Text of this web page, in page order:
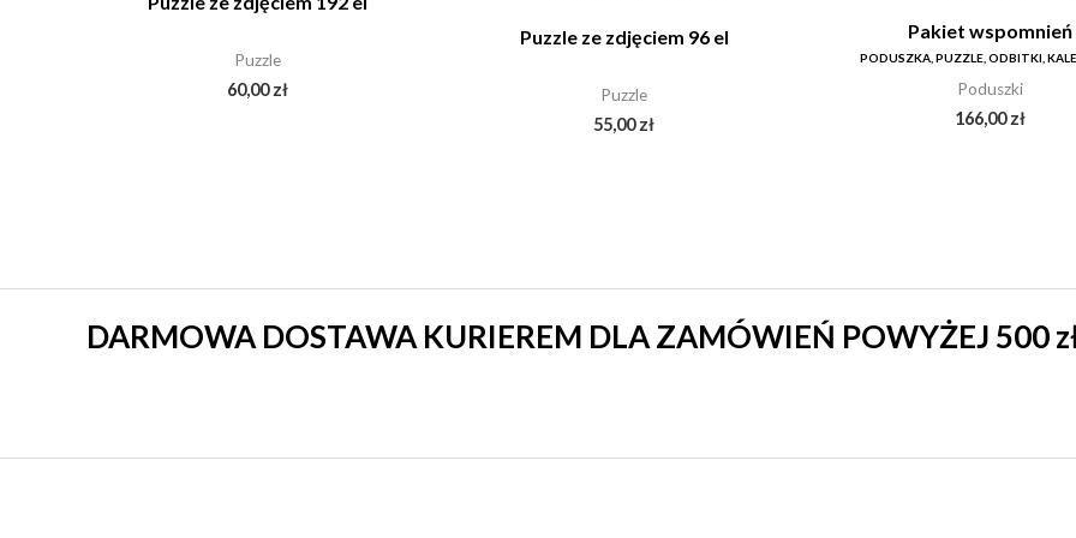
Puzzle
60,00zł
Puzzle ze zdjęciem 96 el
Puzzle
55,00zł
Pakiet wspomnień
PODUSZKA, PUZZLE, ODBITKI,
Poduszki
166,00zł
DARMOWA DOSTAWA KURIEREM DLA ZAMÓWIEŃ POWYŻEJ 500